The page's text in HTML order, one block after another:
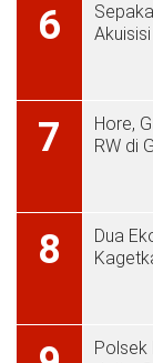
6
7
Hore,
RW di
8
Dua
Polsek